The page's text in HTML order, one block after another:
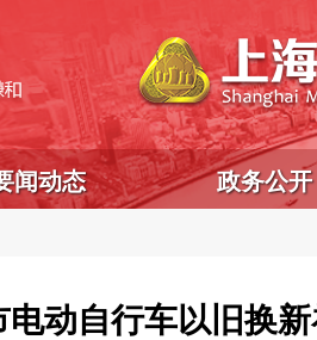
闻动态 政务公开
电动自行车以旧换